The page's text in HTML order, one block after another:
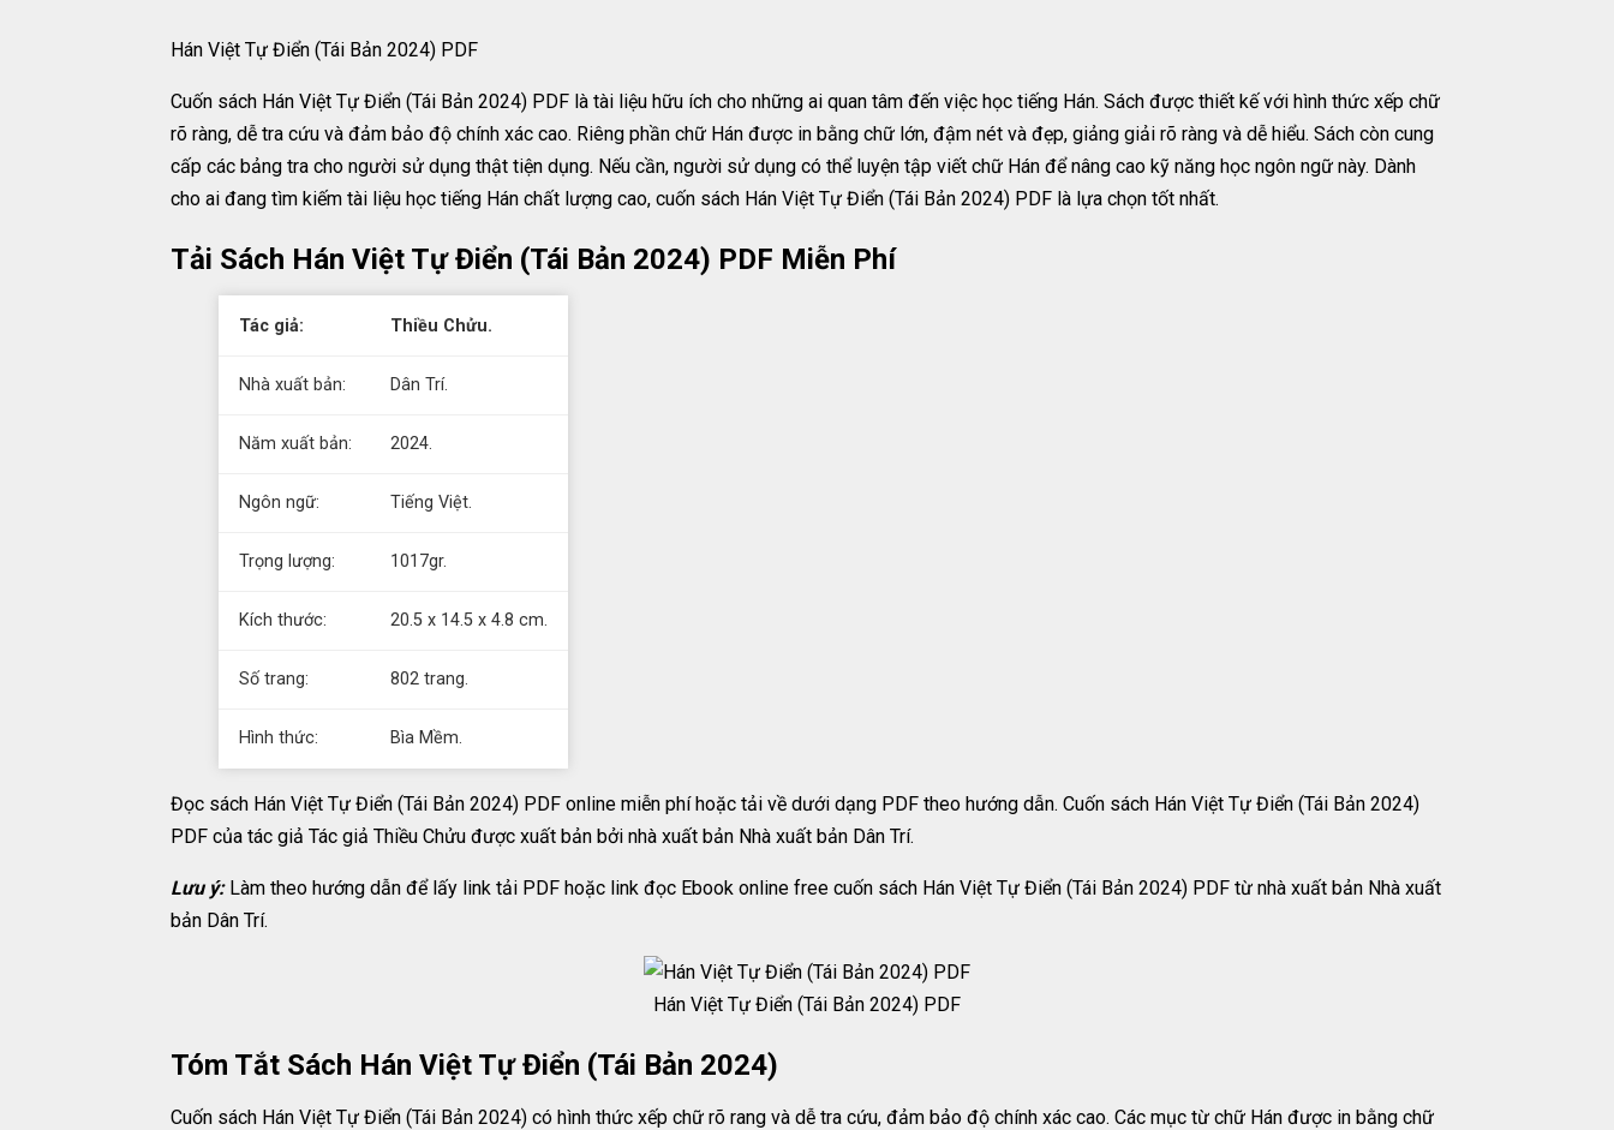
Hán Việt Tự Điển (Tái Bản 2024) PDF
Cuốn sách Hán Việt Tự Điển (Tái Bản 2024) PDF là tài liệu hữu ích cho những ai quan tâm đến việc học tiếng Hán. Sách được thiết kế với hình thức xếp chữ
rõ ràng, dễ tra cứu và đảm bảo độ chính xác cao. Riêng phần chữ Hán được in bằng chữ lớn, đậm nét và đẹp, giảng giải rõ ràng và dễ hiểu. Sách còn cung
cấp các bảng tra cho người sử dụng thật tiện dụng. Nếu cần, người sử dụng có thể luyện tập viết chữ Hán để nâng cao kỹ năng học ngôn ngữ này. Dành
cho ai đang tìm kiếm tài liệu học tiếng Hán chất lượng cao, cuốn sách Hán Việt Tự Điển (Tái Bản 2024) PDF là lựa chọn tốt nhất.
Tải Sách Hán Việt Tự Điển (Tái Bản 2024) PDF Miễn Phí
Tác giả: Thiều Chửu.
Nhà xuất bản: Dân Trí.
Năm xuất bản: 2024.
Ngôn ngữ: Tiếng Việt.
Trọng lượng: 1017gr.
Kích thước: 20.5 x 14.5 x 4.8 cm.
Số trang: 802 trang.
Hình thức: Bìa Mềm.
Đọc sách Hán Việt Tự Điển (Tái Bản 2024) PDF online miễn phí hoặc tải về dưới dạng PDF theo hướng dẫn. Cuốn sách Hán Việt Tự Điển (Tái Bản 2024)
PDF của tác giả Tác giả Thiều Chửu được xuất bản bởi nhà xuất bản Nhà xuất bản Dân Trí.
Lưu ý:Làm theo hướng dẫn để lấy link tải PDF hoặc link đọc Ebook online free cuốn sách Hán Việt Tự Điển (Tái Bản 2024) PDF từ nhà xuất bản Nhà xuất
bản Dân Trí.
Hán Việt Tự Điển (Tái Bản 2024) PDF
Tóm Tắt Sách Hán Việt Tự Điển (Tái Bản 2024)
Cuốn sách Hán Việt Tự Điển (Tái Bản 2024) có hình thức xếp chữ rõ rang và dễ tra cứu, đảm bảo độ chính xác cao. Các mục từ chữ Hán được in bằng chữ